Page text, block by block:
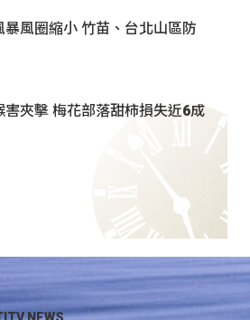
暴風圈縮小 竹苗、台北山區防
害夾擊 梅花部落甜柿損失近6成